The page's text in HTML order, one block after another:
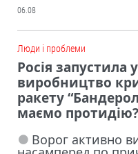
06.08
Люди і проблеми
Росія запустила
виробництво
ракету
маємо протидію?
Ворог активно